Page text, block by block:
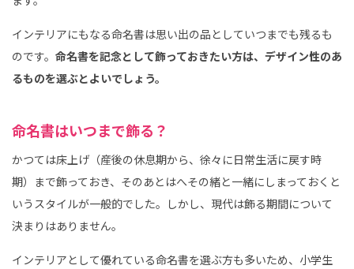
インテリアにもなる命名書は思い出の品としていつまでも残るも
のです。 命名書を記念として飾っておきたい方は、デザイン性のあ
るものを選ぶとよいでしょう。
命名書はいつまで飾る？
かつては床上げ（産後の休息期から、徐々に日常生活に戻す時
期）まで飾っておき、そのあとはへその緒と一緒にしまっておくと
いうスタイルが一般的でした。しかし、現代は飾る期間について
決まりはありません。
インテリアとして優れている命名書を選ぶ方も多いため、小学生